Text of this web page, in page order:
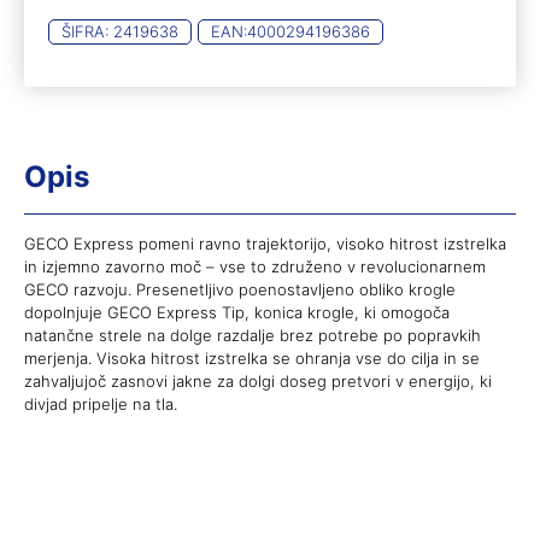
ŠIFRA: 2419638 EAN:4000294196386
Opis
GECO Express pomeni ravno trajektorijo, visoko hitrost izstrelka
in izjemno zavorno moč – vse to združeno v revolucionarnem
GECO razvoju. Presenetljivo poenostavljeno obliko krogle
dopolnjuje GECO Express Tip, konica krogle, ki omogoča
natančne strele na dolge razdalje brez potrebe po popravkih
merjenja. Visoka hitrost izstrelka se ohranja vse do cilja in se
zahvaljujoč zasnovi jakne za dolgi doseg pretvori v energijo, ki
divjad pripelje na tla.